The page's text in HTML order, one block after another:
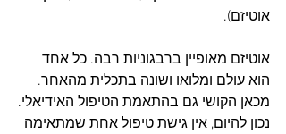
אוטיזם).
אוטיזם מאופיין ברבגוניות רבה. כל אחד
הוא עולם ומלואו ושונה בתכלית מהאחר.
מכאן הקושי גם בהתאמת הטיפול האידיאלי.
נכון להיום, אין גישת טיפול אחת שמתאימה